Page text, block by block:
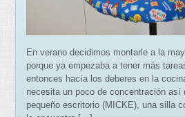
En verano decidimos montarle a la
porque ya empezaba a tener más
entonces hacía los deberes en la
necesita un poco de concentración así
pequeño escritorio (MICKE), una silla